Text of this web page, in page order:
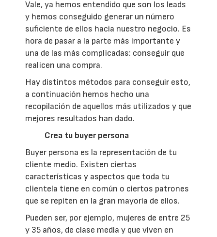
Vale, ya hemos entendido que son los leads
y hemos conseguido generar un número
suficiente de ellos hacia nuestro negocio. Es
hora de pasar a la parte más importante y
una de las más complicadas: conseguir que
realicen una compra.
Hay distintos métodos para conseguir esto,
a continuación hemos hecho una
recopilación de aquellos más utilizados y que
mejores resultados han dado.
Crea tu buyer persona
Buyer persona es la representación de tu
cliente medio. Existen ciertas
características y aspectos que toda tu
clientela tiene en común o ciertos patrones
que se repiten en la gran mayoría de ellos.
Pueden ser, por ejemplo, mujeres de entre 25
y 35 años, de clase media y que viven en